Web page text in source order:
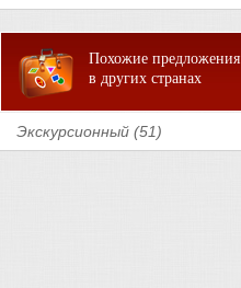
Похожие предложения
в других странах
Экскурсионный (51)